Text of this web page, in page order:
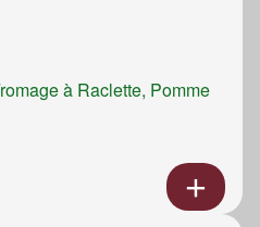
à Raclette, Pomme